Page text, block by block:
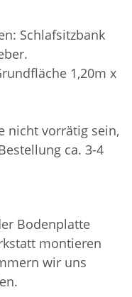
Schlafsitzbank
1,20m x
nicht vorrätig sein,
ca. 3-4
Bodenplatte
montieren
wir uns